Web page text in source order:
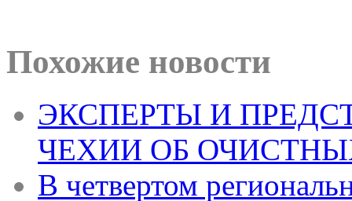
Похожие новости
ЭКСПЕРТЫ И
ЧЕХИИ ОБ
В четвертом